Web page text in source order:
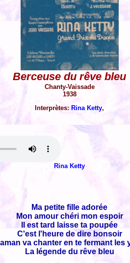
Berceuse du rêve bleu
Chanty-Vaissade
1938
Interprètes:Rina Ketty,
Rina Ketty
Ma petite fille adorée
Mon amour chéri mon espoir
Il est tard laisse ta poupée
C'est l'heure de dire bonsoir
va chanter en te fermant les
La légende du rêve bleu